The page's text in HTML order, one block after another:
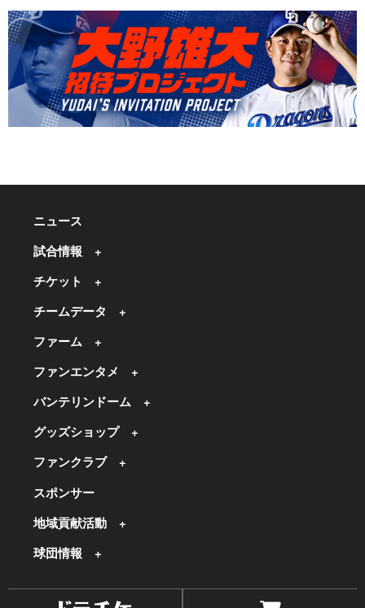
ニュース
試合情報
チケット
チームデータ
ファーム
ファンエンタメ
バンテリンドーム
グッズショップ
ファンクラブ
スポンサー
地域貢献活動
球団情報